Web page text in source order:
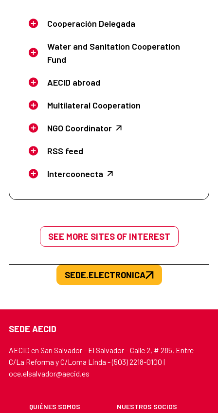
Cooperación Delegada
Water and Sanitation Cooperation
Fund
AECID abroad
Multilateral Cooperation
NGO Coordinator
RSS feed
Intercoonecta
SEE MORE SITES OF INTEREST
SEDE.ELECTRONICA
SEDE AECID
AECID en San Salvador - El Salvador - Calle 2, # 285, Entre
C/La Reforma y C/Loma Linda - (503) 2218-0100 |
oce.elsalvador@aecid.es
QUIÉNES SOMOS
NUESTROS SOCIOS